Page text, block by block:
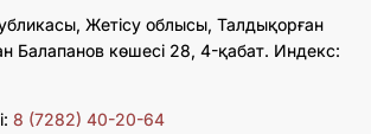
Жетісу облысы, Талдықорған
Балапанов көшесі 28, 4-қабат. Индекс:
8 (7282) 40-20-64